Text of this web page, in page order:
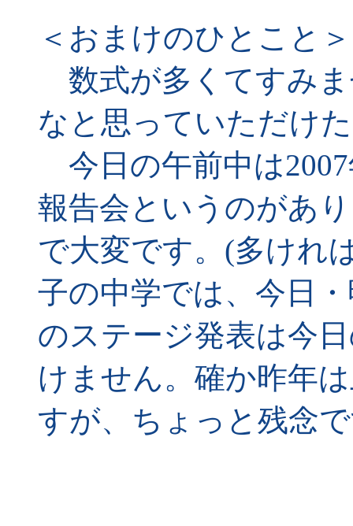
＜おまけのひとこと＞
数式が多くてすみ
なと思っていただけ
今日の午前中は
報告会というのがあ
で大変です。(多けれ
子の中学では、今日
のステージ発表は今
けません。確か昨年
すが、ちょっと残念